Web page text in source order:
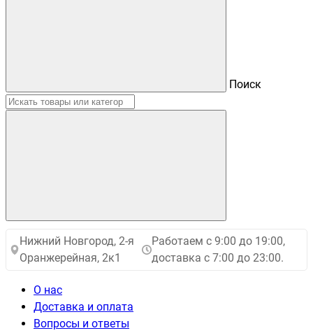
Поиск
Нижний Новгород, 2-я
Оранжерейная, 2к1
Работаем с 9:00 до 19:00,
доставка с 7:00 до 23:00.
О нас
Доставка и оплата
Вопросы и ответы